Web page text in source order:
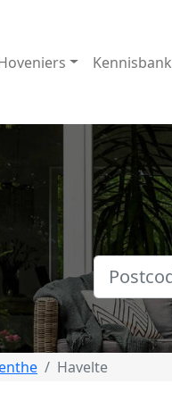
Kennisbank
Havelte